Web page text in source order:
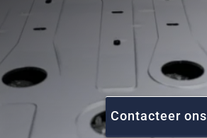
Poederlakken
Projecten
FAQ
Contacteer ons